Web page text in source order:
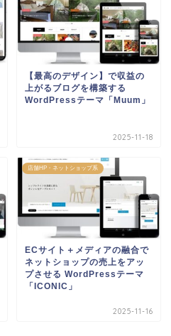
【最高のデザイン】で収益の
上がるブログを構築する
WordPressテーマ「Muum」
2025-11-18
店舗HP・ネットショップ系
ECサイト＋メディアの融合で
ネットショップの売上をアッ
プさせる WordPressテーマ
「ICONIC」
2025-11-16